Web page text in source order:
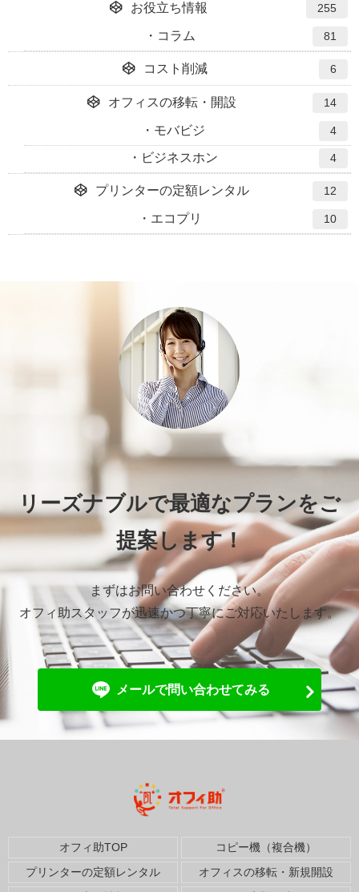
お役立ち情報 255
コラム 81
コスト削減 6
オフィスの移転・開設 14
モバビジ 4
ビジネスホン 4
プリンターの定額レンタル 12
エコプリ 10
リーズナブルで最適なプランをご
提案します！
まずはお問い合わせください。
オフィ助スタッフが迅速かつ丁寧にご対応いたします。
メールで問い合わせてみる
オフィ助TOP
コピー機（複合機）
プリンターの定額レンタル
オフィスの移転・新規開設